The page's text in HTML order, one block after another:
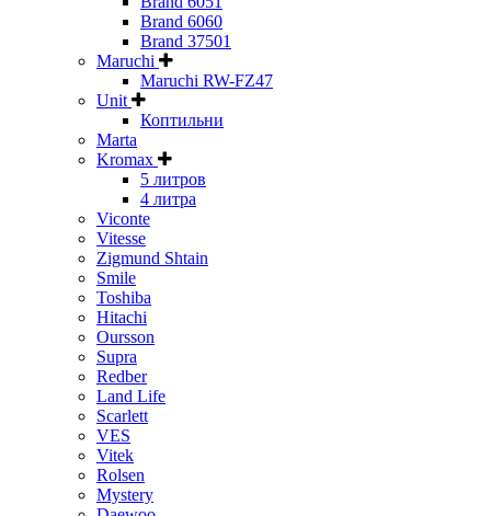
Brand 6060
Brand 37501
Maruchi
Maruchi RW-FZ47
Unit
Коптильни
Marta
Kromax
5 литров
4 литра
Viconte
Vitesse
Zigmund Shtain
Smile
Toshiba
Hitachi
Oursson
Supra
Redber
Land Life
Scarlett
VES
Vitek
Rolsen
Mystery